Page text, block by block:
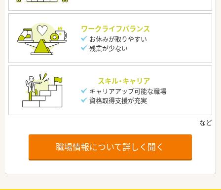
ワークライフバランス
お休みが取りやすい
残業が少ない
スキル・キャリア
キャリアアップ可能な職場
資格取得支援が充実
職場情報について詳しく聞く